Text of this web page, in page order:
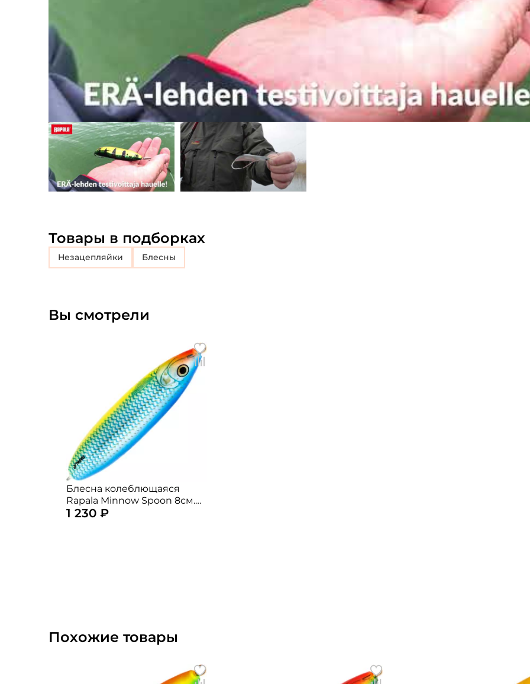
Товары в подборках
незацепляйки блесны
Вы смотрели
Блесна колеблющаяся
Rapala Minnow Spoon 8см.
22гр. BSH
1 230 ₽
Похожие товары
обработку
персональных данных
Создать аккаунт